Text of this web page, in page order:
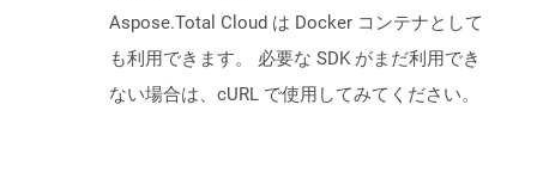
Aspose.Total Cloud は Docker コンテナとして
も利用できます。 必要な SDK がまだ利用でき
ない場合は、cURL で使用してみてください。